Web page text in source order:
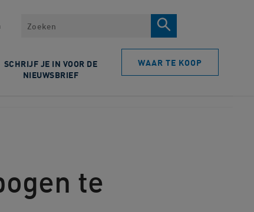
Zoeken
SCHRIJF JE IN VOOR DE
NIEUWSBRIEF
WAAR TE KOOP
te